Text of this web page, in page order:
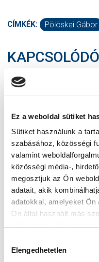
Ez a weboldal sütiket
Sütiket használunk a
szabásához, közösségi
valamint
közösségi média-,
megosztjuk az Ön
adatait, akik
adatokkal, amelyeket
Ön által használt más
kiválasztása
Elengedhetetlen
CÍMKÉK: Pölöskei Gábor
"MIT JELENT
MINDENT, VAGY
ÉLETMŰDÍJAS
2025-03-04
Gábor, aki játékosként,